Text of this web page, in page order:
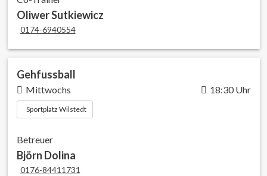
Oliwer Sutkiewicz
0174-6940554
Gehfussball
Mittwochs 18:30 Uhr
Sportplatz Wilstedt
Betreuer
Björn Dolina
0176-84411731